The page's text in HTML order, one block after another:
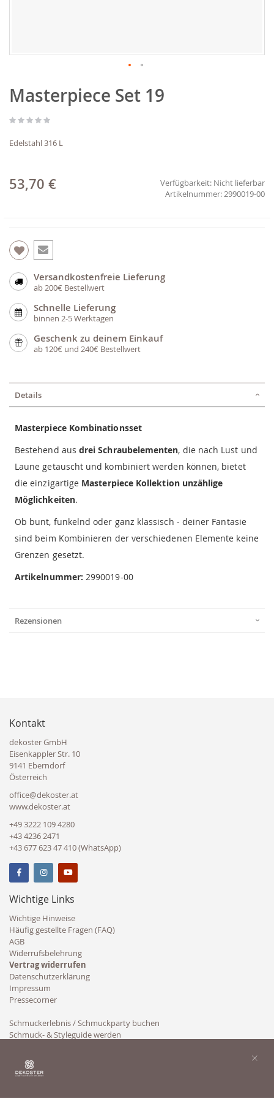
Anfang
der
springen
Masterpiece Set 19
Edelstahl 316 L
53,70 € Verfügbarkeit: Nicht lieferbar
2990019-00
Versandkostenfreie Lieferung
ab 200€ Bestellwert
Schnelle Lieferung
binnen 2-5 Werktagen
Geschenk zu deinem Einkauf
ab 120€ und 240€ Bestellwert
Details
Masterpiece Kombinationsset
Bestehend aus drei Schraubelementen, die nach Lust und
Laune getauscht und kombiniert werden können, bietet
die einzigartige Masterpiece Kollektion unzählige
Möglichkeiten.
Ob bunt, funkelnd oder ganz klassisch - deiner Fantasie
sind beim Kombinieren der verschiedenen Elemente keine
Grenzen gesetzt.
Artikelnummer: 2990019-00
Rezensionen
Kontakt
dekoster GmbH
Eisenkappler Str. 10
9141 Eberndorf
Österreich
office@dekoster.at
www.dekoster.at
+49 3222 109 4280
+43 4236 2471
+43 677 623 47 410 (WhatsApp)
Wichtige Links
Wichtige Hinweise
Häufig gestellte Fragen (FAQ)
AGB
Widerrufsbelehrung
Vertrag widerrufen
Datenschutzerklärung
Impressum
Pressecorner
Schmuckerlebnis / Schmuckparty buchen
Schmuck- & Styleguide werden
×